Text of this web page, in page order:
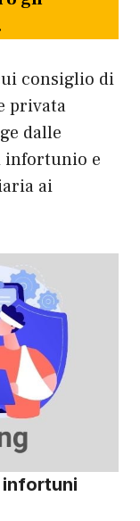
consiglio di
privata
dalle
infortunio e
ai
infortuni